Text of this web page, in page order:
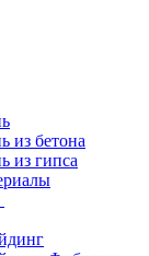
из бетона
из гипса